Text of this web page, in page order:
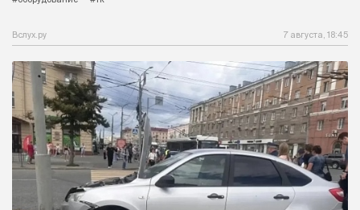
Вслух.ру 7 августа, 18:45